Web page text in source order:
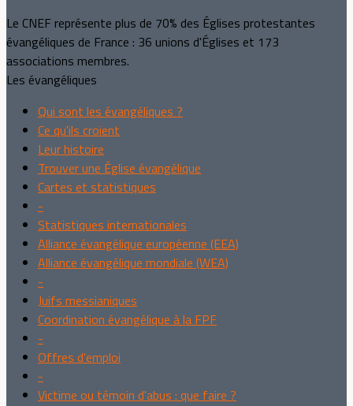
Le CNEF représente plus de 70% des Églises protestantes
évangéliques de France : 36 unions d'Églises et 173
associations membres.
Les évangéliques
Qui sont les évangéliques ?
Ce qu'ils croient
Leur histoire
Trouver une Église évangélique
Cartes et statistiques
-
Statistiques internationales
Alliance évangélique européenne (EEA)
Alliance évangélique mondiale (WEA)
-
Juifs messianiques
Coordination évangélique à la FPF
-
Offres d'emploi
-
Victime ou témoin d'abus : que faire ?